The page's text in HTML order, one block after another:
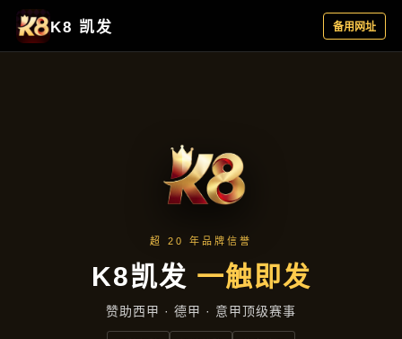
热点聚焦
首页 热点聚焦